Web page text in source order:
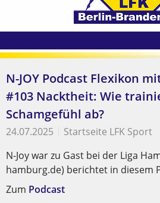
N-JOY Podcast Flexikon
#103 Nacktheit: Wie
Schamgefühl ab?
24.07.2025
Startseite LFK Sport
N-Joy war zu Gast bei der Liga
hamburg.de) berichtet in diesem
Zum Podcast